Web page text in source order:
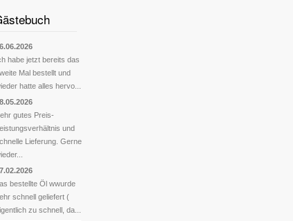
habe jetzt bereits das
Mal bestellt und
hatte alles hervo...
gutes Preis-
und
Lieferung. Gerne
bestellte Öl wwurde
schnell geliefert (
zu schnell, da...